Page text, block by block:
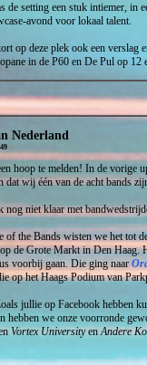
de setting een stuk intiemer, in
avond voor lokaal talent.
op deze plek ook een verslag
in de P60 en De Pul op 12
Nederland
hoop te melden! In de vorige
dat wij één van de acht bands
nog niet klaar met
of the Bands wisten we het tot
de Grote Markt in Den Haag.
voorbij gaan. Die ging naar
op het Haags Podium van
jullie op Facebook hebben
hebben we onze voorronde
Vortex UniversityenAndere